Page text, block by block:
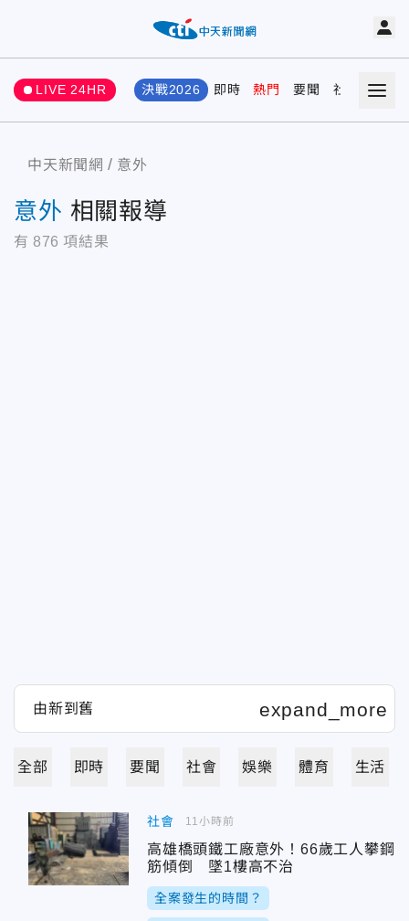
LIVE 24HR 決戰2026 即時 熱門 要聞 社會 娛樂
中天新聞網 意外
意外 相關報導
有 876 項結果
全部 即時 要聞 社會 娛樂 體育 生活
社會
高雄橋頭鐵工廠意外！66歲工人攀鋼
筋傾倒 墜1樓高不治
全案發生的時間？
11小時前